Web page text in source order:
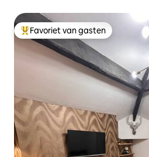
Topfavoriet van gasten
Favoriet van gasten